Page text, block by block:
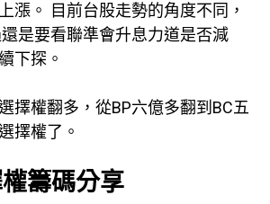
漲。 目前台股走勢的角度不同，
是要看聯準會升息力道是否減
下探。
擇權翻多，從BP六億多翻到BC五
擇權了。
籌碼分享